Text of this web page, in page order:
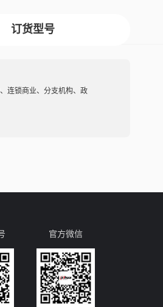
订货型号
连锁商业、分支机构、政
官方微信